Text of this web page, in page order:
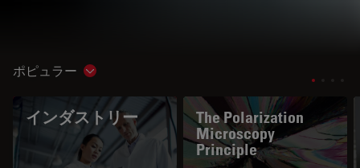
ポピュラー Show subnavigation
インダストリー
The Polarization
Microscopy
Principle